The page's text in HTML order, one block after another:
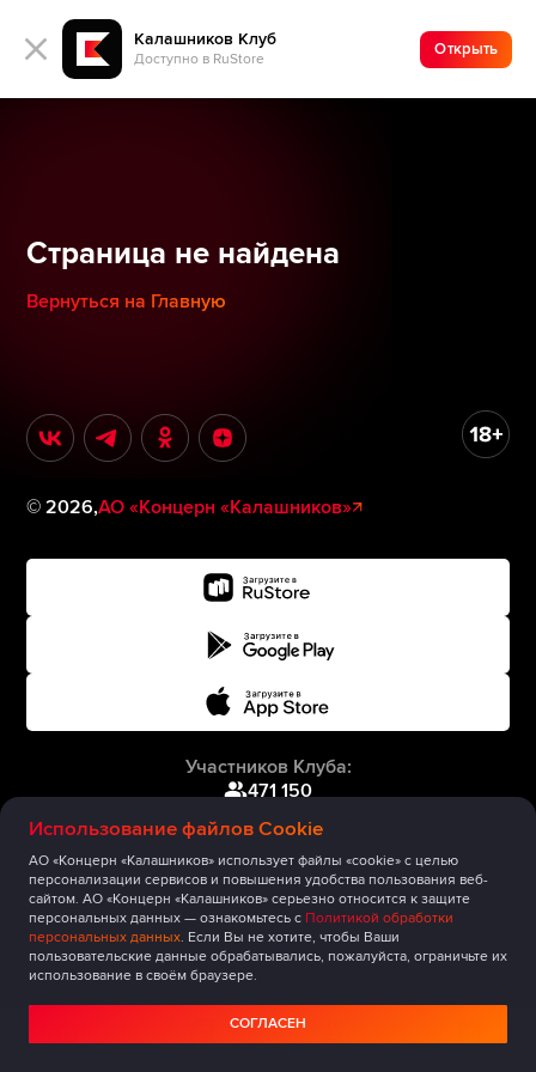
Калашников Клуб
Доступно в RuStore
Открыть
Использование файлов Cookie
АО «Концерн «Калашников» использует файлы «cookie» с целью
персонализации сервисов и повышения удобства пользования веб-
сайтом. АО «Концерн «Калашников» серьезно относится к защите
персональных данных — ознакомьтесь с Политикой обработки
персональных данных. Если Вы не хотите, чтобы Ваши
пользовательские данные обрабатывались, пожалуйста, ограничьте их
использование в своём браузере.
СОГЛАСЕН
Страница не найдена
Вернуться на Главную
©2026,АО «Концерн «Калашников»
Участников Клуба:
471 150